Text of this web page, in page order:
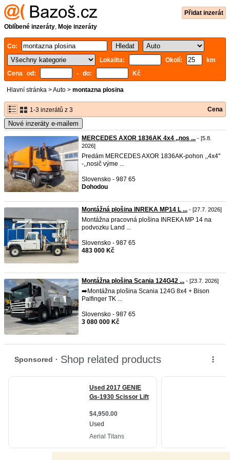
Přidat inzerát
Oblíbené inzeráty, Moje inzeráty
Co:
Lokalita:
Okolí:
km
Cena od:
- do: Kč
Hlavní stránka >Auto > montazna plosina
1-3 inzerátů z 3 Cena
Nové inzeráty e-mailem
MERCEDES AXOR 1836AK 4x4 ,,nos ... - [5.8.
2026]
Predám MERCEDES AXOR 1836AK-pohon ,,4x4"
-,,nosič výme ...
Slovensko - 987 65
Dohodou
Montážná plošina INREKA MP14 L ... - [27.7. 2026]
Montážna pracovná plošina INREKA MP 14 na
podvozku Land ...
Slovensko - 987 65
483 000 Kč
Montážna plošina Scania 124G42 ... - [23.7. 2026]
➡️Montážna plošina Scania 124G 8x4 + Bison
Palfinger TK ...
Slovensko - 987 65
3 080 000 Kč